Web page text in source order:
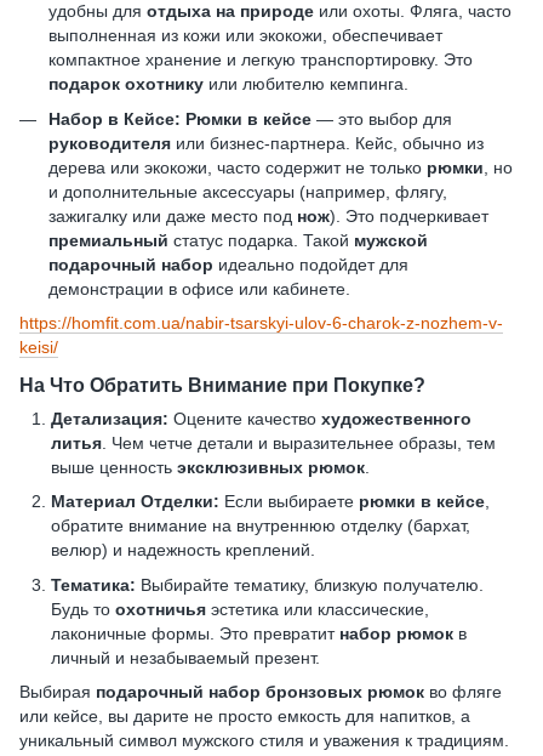
удобны для отдыха на природе или охоты. Фляга, часто
выполненная из кожи или экокожи, обеспечивает
компактное хранение и легкую транспортировку. Это
подарок охотнику или любителю кемпинга.
Набор в Кейсе: Рюмки в кейсе — это выбор для
руководителя или бизнес-партнера. Кейс, обычно из
дерева или экокожи, часто содержит не только рюмки , но
и дополнительные аксессуары (например, флягу,
зажигалку или даже место под нож). Это подчеркивает
премиальный статус подарка. Такой мужской
подарочный набор идеально подойдет для
демонстрации в офисе или кабинете.
https://homfit.com.ua/nabir-tsarskyi-ulov-6-charok-z-nozhem-v-
keisi/
На Что Обратить Внимание при Покупке?
Детализация: Оцените качество художественного
литья . Чем четче детали и выразительнее образы, тем
выше ценность эксклюзивных рюмок
Материал Отделки: Если выбираете рюмки в кейсе,
обратите внимание на внутреннюю отделку (бархат,
велюр) и надежность креплений.
Тематика: Выбирайте тематику, близкую получателю.
Будь то охотничья эстетика или классические,
лаконичные формы. Это превратит набор рюмок в
личный и незабываемый презент.
Выбирая подарочный набор бронзовых рюмок во фляге
или кейсе, вы дарите не просто емкость для напитков, а
уникальный символ мужского стиля и уважения к традициям.